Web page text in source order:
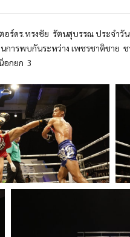
อร์ดร.ทรงชัย รัตนสุบรรณ ประจำวัน
การพบกันระหว่าง เพชรชาติชาย ช
อกยก 3